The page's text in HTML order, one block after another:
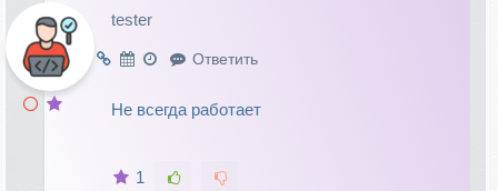
tester
Ответить
Не всегда работает
1